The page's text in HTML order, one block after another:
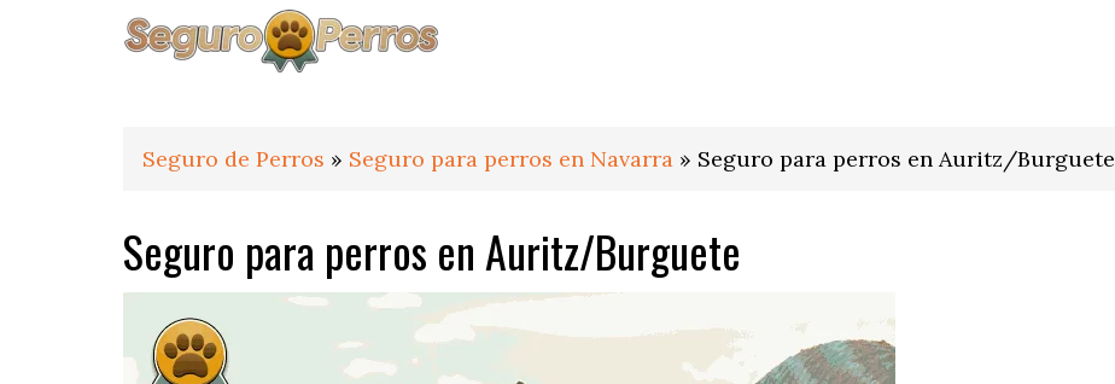
Seguro de Perros » Seguro para perros en Navarra » Seguro para perros en Auritz/Burguete
Seguro para perros en Auritz/Burguete